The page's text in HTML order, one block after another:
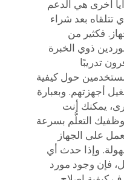
هي الدعم
بعد شراء
من
الخبرة
حول كيفية
وبعبارة
أنت
التعلُّم بسرعة
الجهاز
حدث أي
وجود مورد